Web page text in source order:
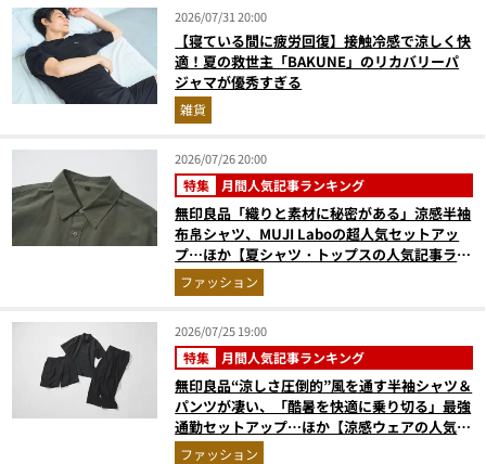
2026/07/31 20:00
【寝ている間に疲労回復】接触冷感で涼しく快
適！夏の救世主「BAKUNE」のリカバリーパ
ジャマが優秀すぎる
雑貨
2026/07/26 20:00
特集 月間人気記事ランキング
無印良品「織りと素材に秘密がある」涼感半袖
布帛シャツ、MUJI Laboの超人気セットアッ
プ…ほか【夏シャツ・トップスの人気記事ラン
キングベスト3】（2026年6月版）
ファッション
2026/07/25 19:00
特集 月間人気記事ランキング
無印良品“涼しさ圧倒的”風を通す半袖シャツ＆
パンツが凄い、「酷暑を快適に乗り切る」最強
通勤セットアップ…ほか【涼感ウェアの人気記
事ランキングベスト3】（2026年6月版）
ファッション